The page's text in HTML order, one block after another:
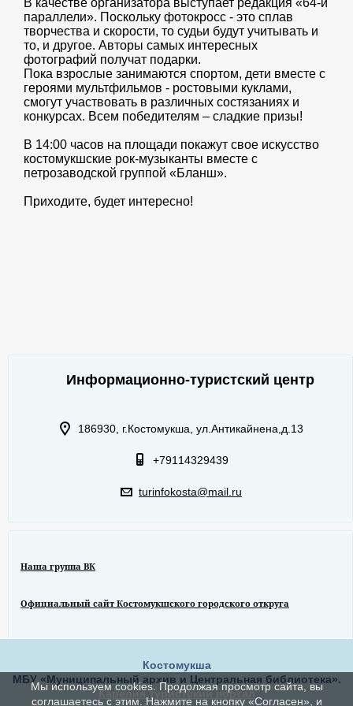
В качестве организатора выступает редакция «64-й
параллели». Поскольку фотокросс - это сплав
творчества и скорости, то судьи будут учитывать и
то, и другое. Авторы самых интересных
фотографий получат подарки.
Пока взрослые занимаются спортом, дети вместе с
героями мультфильмов - ростовыми куклами,
смогут участвовать в различных состязаниях и
конкурсах. Всем победителям – сладкие призы!
В 14:00 часов на площади покажут свое искусство
костомукшские рок-музыканты вместе с
петрозаводской группой «Бланш».
Приходите, будет интересно!
Информационно-туристский центр
186930, г.Костомукша, ул.Антикайнена,д.13
+79114329439
turinfokosta@mail.ru
Наша группа ВК
Официальный сайт Костомукшского городского откруга
Костомукша
МБУ «Муниципальный архив и Центральная библиотека».
Карелия туристский портал
Мы используем cookies. Продолжая просмотр сайта, вы
соглашаетесь с этим. Нажмите на кнопку «Согласен», и